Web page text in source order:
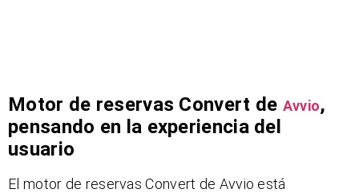
Motor de reservas Convert de Avvio,
pensando en la experiencia del
usuario
El motor de reservas Convert de Avvio está